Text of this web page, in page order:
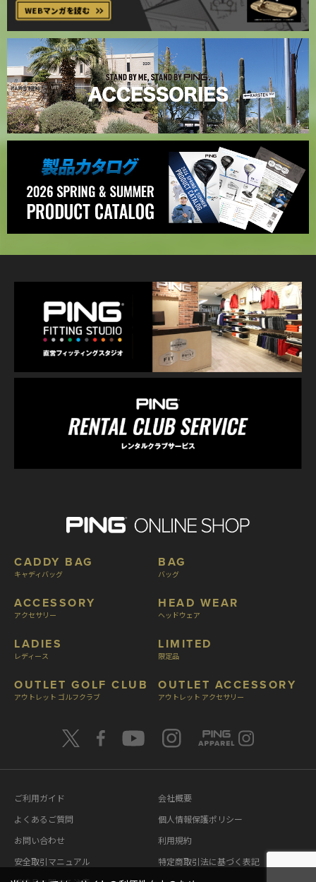
CADDY BAG
キャディバッグ
ACCESSORY
アクセサリー
LADIES
レディース
OUTLET GOLF CLUB
アウトレット ゴルフクラブ
BAG
バッグ
HEAD WEAR
ヘッドウェア
LIMITED
限定品
OUTLET ACCESSORY
アウトレット アクセサリー
ご利用ガイド
よくあるご質問
お問い合わせ
安全取引マニュアル
会社概要
個人情報保護ポリシー
利用規約
特定商取引法に基づく表記